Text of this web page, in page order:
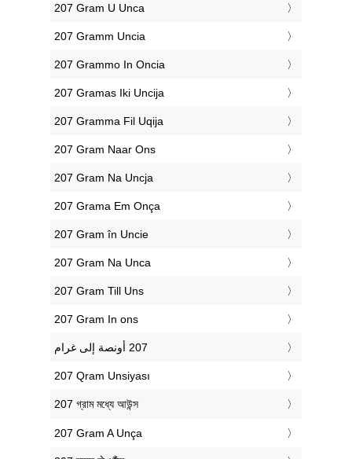
‎207 Gram U Unca
‎207 Gramm Uncia
‎207 Grammo In Oncia
‎207 Gramas Iki Uncija
‎207 Gramma Fil Uqija
‎207 Gram Naar Ons
‎207 Gram Na Uncja
‎207 Grama Em Onça
‎207 Gram în Uncie
‎207 Gram Na Unca
‎207 Gram Till Uns
‎207 Gram In ons
‎207 Qram Unsiyası
‎207 গ্রাম মধ্যে আউন্স
‎207 Gram A Unça